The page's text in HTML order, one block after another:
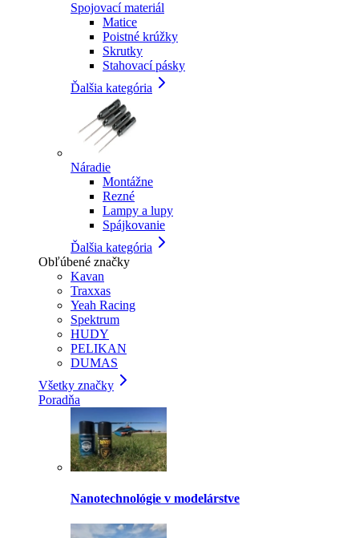
Spojovací materiál
Matice
Poistné krúžky
Skrutky
Stahovací pásky
Ďalšia kategória
Náradie
Montážne
Rezné
Lampy a lupy
Spájkovanie
Ďalšia kategória
Obľúbené značky
Kavan
Traxxas
Yeah Racing
Spektrum
HUDY
PELIKAN
DUMAS
Všetky značky
Poradňa
Nanotechnológie v modelárstve